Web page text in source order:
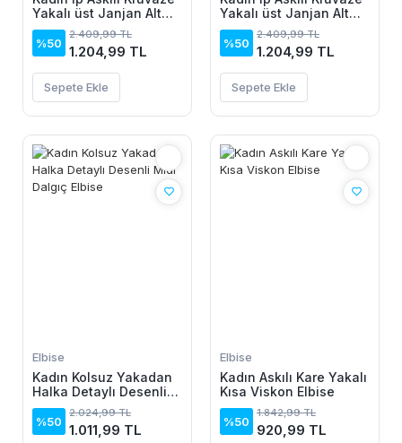
Yakalı üst Janjan Alt
Süprem Elbise
%50
2.409,99 TL
1.204,99 TL
Sepete Ekle
Yakalı üst Janjan Alt
Süprem Elbise
%50
2.409,99 TL
1.204,99 TL
Sepete Ekle
Elbise
Kadın Kolsuz Yakadan
Halka Detaylı Desenli
Midi Dalgıç Elbise
%50
2.024,99 TL
1.011,99 TL
Elbise
Kadın Askılı Kare Yakalı
Kısa Viskon Elbise
%50
1.842,99 TL
920,99 TL